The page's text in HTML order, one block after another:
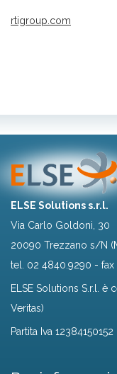
rtigroup.com
ELSE Solutions s.r.l.
Via Carlo Goldoni, 30
20090 Trezzano s/N
tel. 02 4840.9290 -
ELSE Solutions S.r.l. è
Veritas)
Partita Iva 12384150152